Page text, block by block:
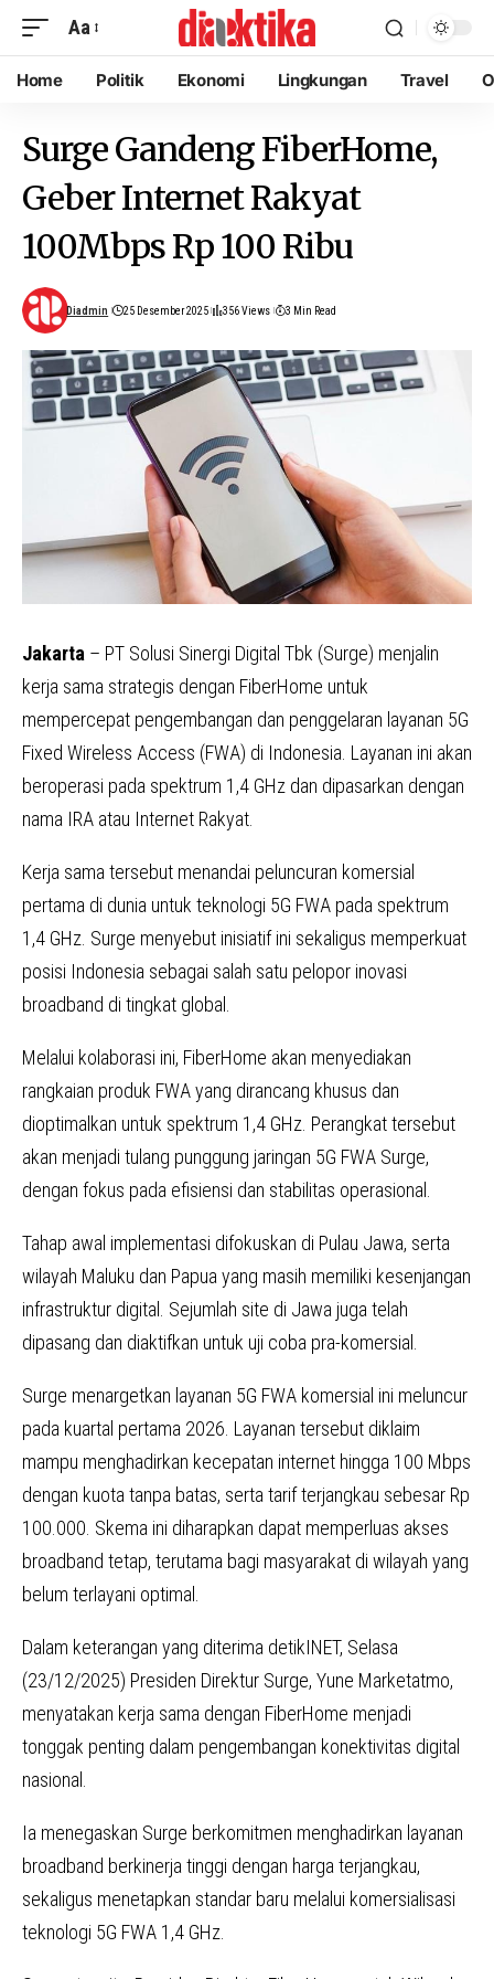
Aa
Home Politik Ekonomi Lingkungan Travel
Surge Gandeng FiberHome,
Geber Internet Rakyat
100Mbps Rp 100 Ribu
Diadmin 25 Desember 2025 356 Views 3 Min Read
Jakarta – PT Solusi Sinergi Digital Tbk (Surge) menjalin
kerja sama strategis dengan FiberHome untuk
mempercepat pengembangan dan penggelaran layanan 5G
Fixed Wireless Access (FWA) di Indonesia. Layanan ini akan
beroperasi pada spektrum 1,4 GHz dan dipasarkan dengan
nama IRA atau Internet Rakyat.
Kerja sama tersebut menandai peluncuran komersial
pertama di dunia untuk teknologi 5G FWA pada spektrum
1,4 GHz. Surge menyebut inisiatif ini sekaligus memperkuat
posisi Indonesia sebagai salah satu pelopor inovasi
broadband di tingkat global.
Melalui kolaborasi ini, FiberHome akan menyediakan
rangkaian produk FWA yang dirancang khusus dan
dioptimalkan untuk spektrum 1,4 GHz. Perangkat tersebut
akan menjadi tulang punggung jaringan 5G FWA Surge,
dengan fokus pada efisiensi dan stabilitas operasional.
Tahap awal implementasi difokuskan di Pulau Jawa, serta
wilayah Maluku dan Papua yang masih memiliki kesenjangan
infrastruktur digital. Sejumlah site di Jawa juga telah
dipasang dan diaktifkan untuk uji coba pra-komersial.
Surge menargetkan layanan 5G FWA komersial ini meluncur
pada kuartal pertama 2026. Layanan tersebut diklaim
mampu menghadirkan kecepatan internet hingga 100 Mbps
dengan kuota tanpa batas, serta tarif terjangkau sebesar Rp
100.000. Skema ini diharapkan dapat memperluas akses
broadband tetap, terutama bagi masyarakat di wilayah yang
belum terlayani optimal.
Dalam keterangan yang diterima detikINET, Selasa
(23/12/2025) Presiden Direktur Surge, Yune Marketatmo,
menyatakan kerja sama dengan FiberHome menjadi
tonggak penting dalam pengembangan konektivitas digital
nasional.
Ia menegaskan Surge berkomitmen menghadirkan layanan
broadband berkinerja tinggi dengan harga terjangkau,
sekaligus menetapkan standar baru melalui komersialisasi
teknologi 5G FWA 1,4 GHz.